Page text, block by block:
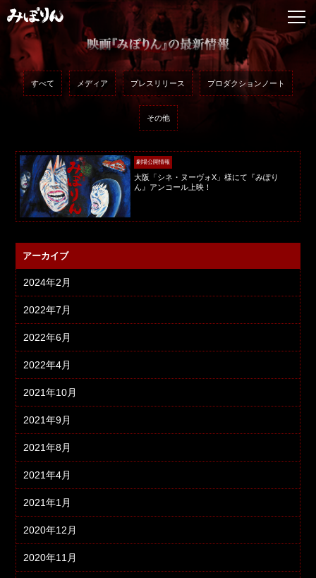
すべて メディア プレスリリース プロダクションノート
その他
劇場公開情報
大阪「シネ・ヌーヴォX」様にて『みぽり
ん』アンコール上映！
アーカイブ
2024年2月
2022年7月
2022年6月
2022年4月
2021年10月
2021年9月
2021年8月
2021年4月
2021年1月
2020年12月
2020年11月